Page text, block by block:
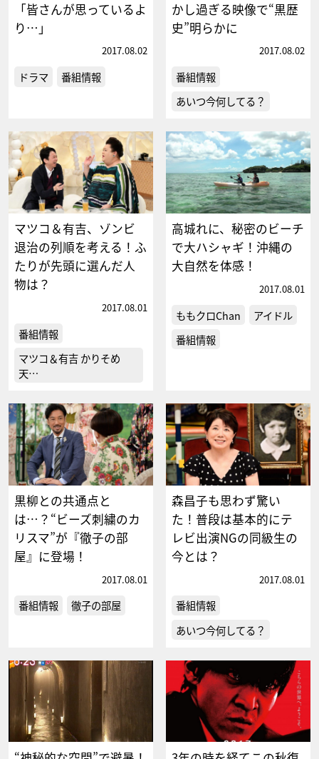
「皆さんが思っているよ
り…」
2017.08.02
ドラマ 番組情報
かし過ぎる映像で“黒歴
史”明らかに
2017.08.02
番組情報
あいつ今何してる？
マツコ＆有吉、ゾンビ
退治の列順を考える！ふ
たりが先頭に選んだ人
物は？
2017.08.01
番組情報
マツコ＆有吉 かりそめ
天…
高城れに、秘密のビーチ
で大ハシャギ！沖縄の
大自然を体感！
2017.08.01
ももクロChan
アイドル
番組情報
黒柳との共通点と
は…？“ビーズ刺繍のカ
リスマ”が『徹子の部
屋』に登場！
2017.08.01
番組情報 徹子の部屋
森昌子も思わず驚い
た！普段は基本的にテ
レビ出演NGの同級生の
今とは？
2017.08.01
番組情報
あいつ今何してる？